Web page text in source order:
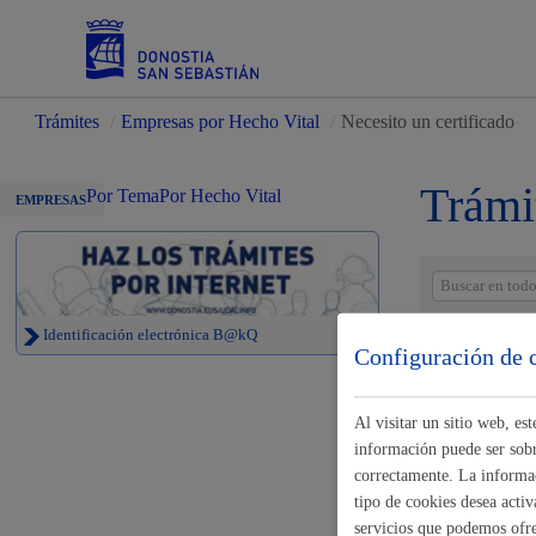
Servicios
Padrón y asuntos personales
Trámites Empresas por Hecho Vital Necesito un certificado
EMPRESASPor TemaPor Hecho Vital
Identificación electrónica B@kQ Necesito
Certificado
Configuración de
Al visitar un sitio web,
información puede ser
correctamente. La
tipo de cookies desea
servicios que podemos